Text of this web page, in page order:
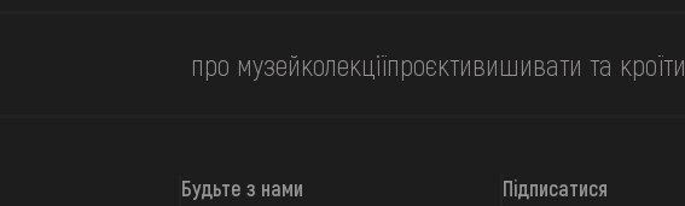
про музейколекціїпроєктивишивати та кроїти
Будьте з нами Підписатися